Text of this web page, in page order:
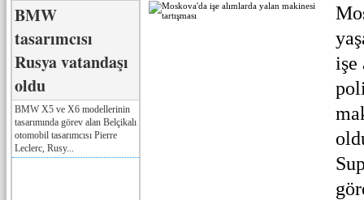
BMW
tasarımcısı
Rusya vatandaşı
oldu
BMW X5 ve X6 modellerinin
tasarımında görev alan Belçikalı
otomobil tasarımcısı Pierre
Leclerc, Rusy...
işe